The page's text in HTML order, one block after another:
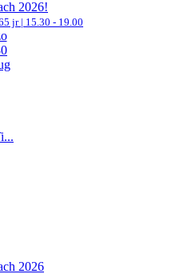
2026!
jr | 15.30 - 19.00
2026